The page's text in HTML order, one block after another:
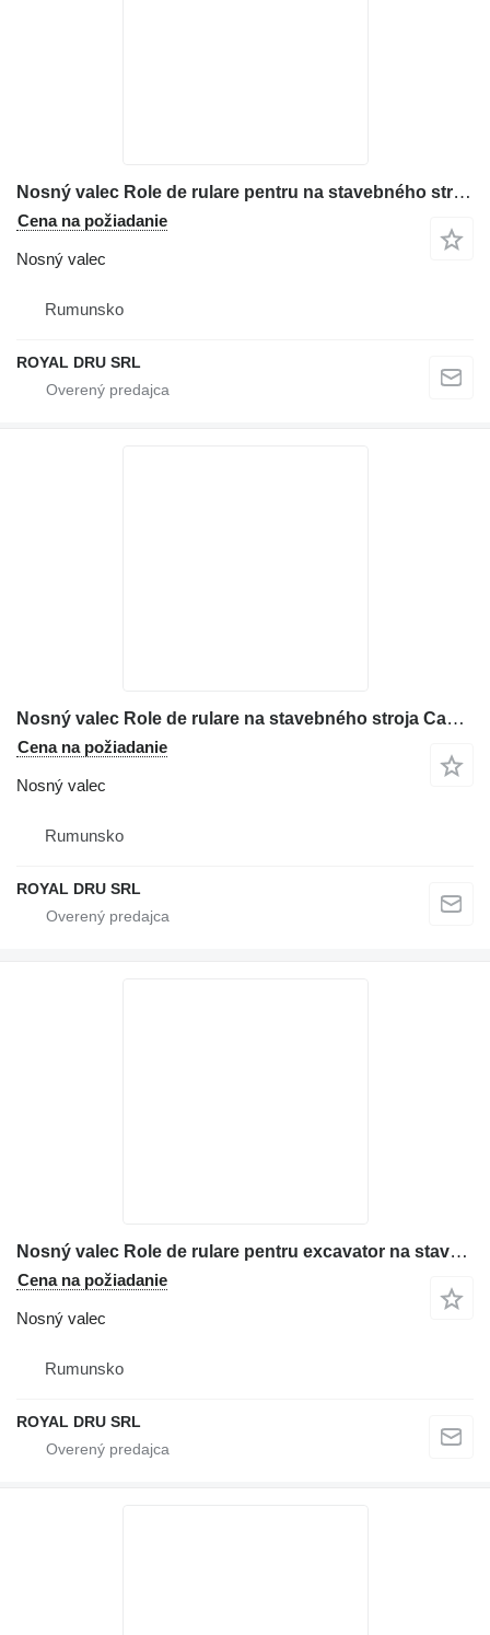
Nosný valec Role de rulare pentru na stavebného stroja Case CX27B
Cena na požiadanie
Nosný valec
Rumunsko
ROYAL DRU SRL
Nosný valec Role de rulare na stavebného stroja Case 12
Cena na požiadanie
Nosný valec
Rumunsko
ROYAL DRU SRL
Nosný valec Role de rulare pentru excavator na stavebného stroja Case CX75
Cena na požiadanie
Nosný valec
Rumunsko
ROYAL DRU SRL